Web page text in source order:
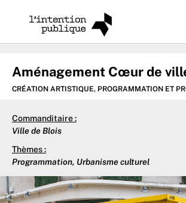
Aménagement Cœur de
CRÉATION ARTISTIQUE, PROGRAMMATION ET
Commanditaire :
Ville de Blois
Thèmes :
Programmation, Urbanisme culturel